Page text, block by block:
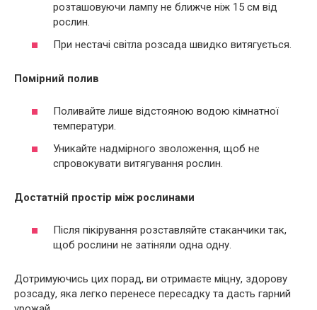
розташовуючи лампу не ближче ніж 15 см від
рослин.
При нестачі світла розсада швидко витягується.
Помірний полив
Поливайте лише відстояною водою кімнатної
температури.
Уникайте надмірного зволоження, щоб не
спровокувати витягування рослин.
Достатній простір між рослинами
Після пікірування розставляйте стаканчики так,
щоб рослини не затіняли одна одну.
Дотримуючись цих порад, ви отримаєте міцну, здорову
розсаду, яка легко перенесе пересадку та дасть гарний